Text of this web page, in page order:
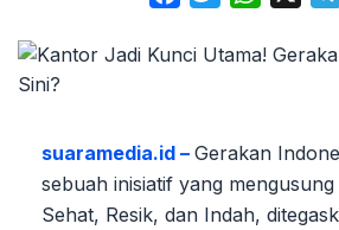
suaramedia.id – Gerakan
sebuah inisiatif yang
Sehat, Resik, dan Indah,